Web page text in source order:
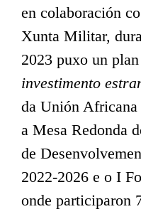
en colaboración
Xunta Militar,
2023 puxo un
investimento
da Unión
a Mesa Redonda
de
2022-2026 e o I
onde participaron